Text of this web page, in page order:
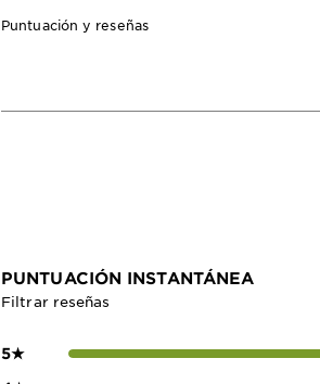
Puntuación y reseñas
PUNTUACIÓN INSTANTÁNEA
Filtrar reseñas
5★